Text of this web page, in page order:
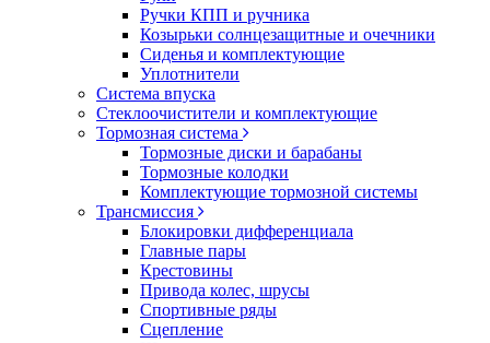
Ручки КПП и ручника
Козырьки солнцезащитные и очечники
Сиденья и комплектующие
Уплотнители
Система впуска
Стеклоочистители и комплектующие
Тормозная система
Тормозные диски и барабаны
Тормозные колодки
Комплектующие тормозной системы
Трансмиссия
Блокировки дифференциала
Главные пары
Крестовины
Привода колес, шрусы
Спортивные ряды
Сцепление